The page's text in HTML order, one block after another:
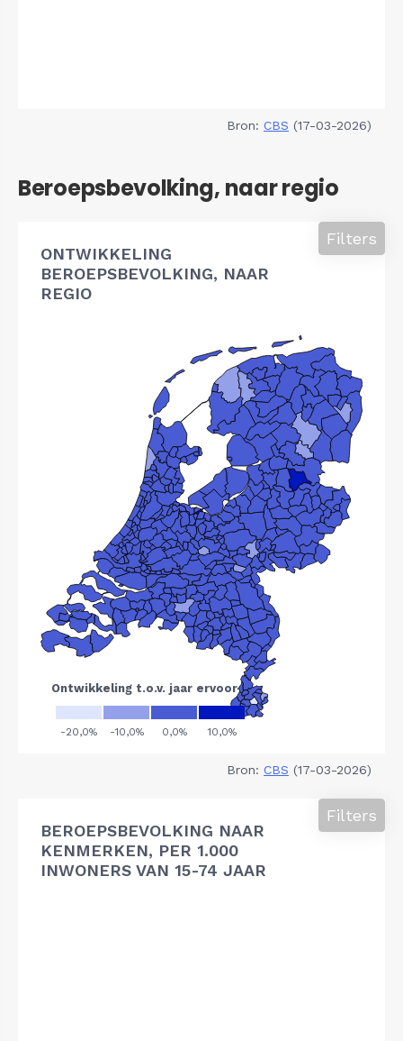
Bron: CBS (17-03-2026)
Beroepsbevolking, naar regio
ONTWIKKELING
BEROEPSBEVOLKING, NAAR
REGIO
Filters
Bron: CBS (17-03-2026)
BEROEPSBEVOLKING NAAR
KENMERKEN, PER 1.000
INWONERS VAN 15-74 JAAR
Filters